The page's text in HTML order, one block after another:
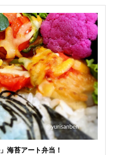
海苔アート弁当！